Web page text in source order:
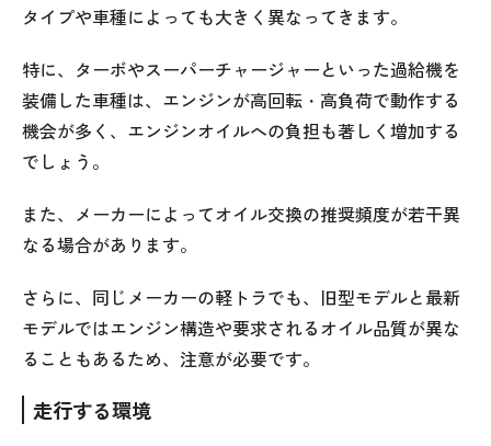
タイプや車種によっても大きく異なってきます。
特に、ターボやスーパーチャージャーといった過給機を
装備した車種は、エンジンが高回転・高負荷で動作する
機会が多く、エンジンオイルへの負担も著しく増加する
でしょう。
また、メーカーによってオイル交換の推奨頻度が若干異
なる場合があります。
さらに、同じメーカーの軽トラでも、旧型モデルと最新
モデルではエンジン構造や要求されるオイル品質が異な
ることもあるため、注意が必要です。
走行する環境